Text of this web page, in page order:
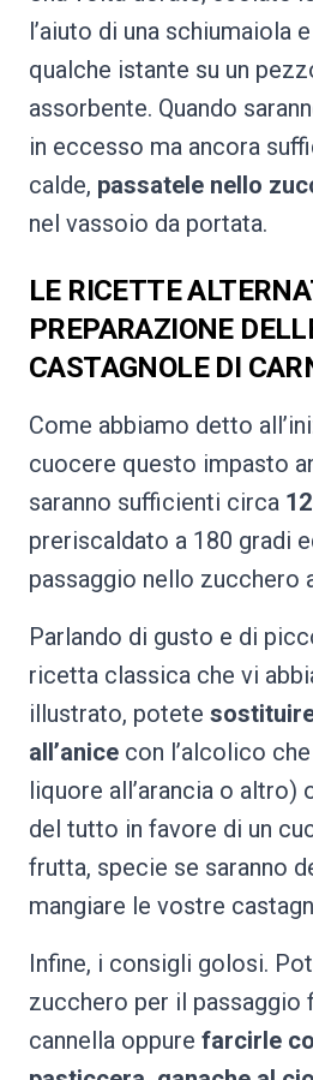
l’aiuto di una schiumaiola
qualche istante su un
assorbente. Quando
in eccesso ma ancora
calde, passatele nello
nel vassoio da portata.
LE RICETTE
PREPARAZIONE
CASTAGNOLE DI
Come abbiamo detto
cuocere questo impasto
saranno sufficienti circa
preriscaldato a 180 gradi
passaggio nello zucchero
Parlando di gusto e di
ricetta classica che vi
illustrato, potete
all’anice con l’alcolico
liquore all’arancia o altro)
del tutto in favore di un
frutta, specie se saranno
mangiare le vostre
Infine, i consigli golosi.
zucchero per il passaggio
cannella oppure farcirle